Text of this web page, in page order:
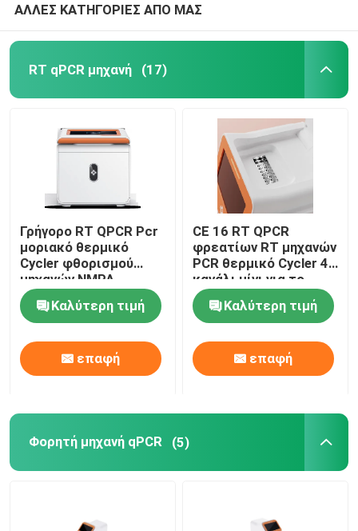
ΑΛΛΕΣ ΚΑΤΗΓΟΡΙΕΣ ΑΠΟ ΜΑΣ
RT qPCR μηχανή (17)
Γρήγορο RT QPCR Pcr
μοριακό θερμικό
Cycler φθορισμού
μηχανών NMPA
ποσοτικό
Καλύτερη τιμή
επαφή
CE 16 RT QPCR
φρεατίων RT μηχανών
PCR θερμικό Cycler 4
κανάλι μίνι για το
νοσοκομείο
Καλύτερη τιμή
επαφή
Φορητή μηχανή qPCR (5)